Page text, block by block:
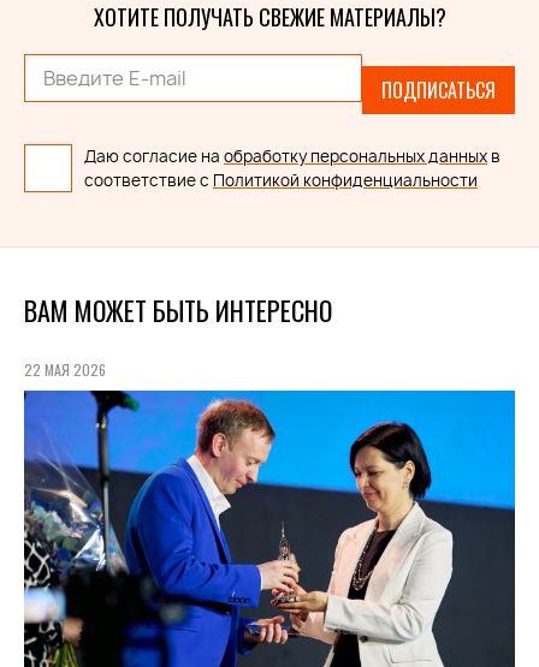
ХОТИТЕ ПОЛУЧАТЬ СВЕЖИЕ МАТЕРИАЛЫ?
ПОДПИСАТЬСЯ
Даю согласие на обработку персональных данных в
соответствие с Политикой конфиденциальности
ВАМ МОЖЕТ БЫТЬ ИНТЕРЕСНО
22 МАЯ 2026